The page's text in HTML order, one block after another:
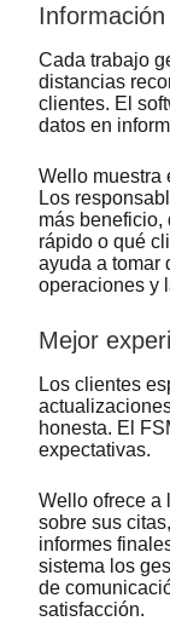
Cada trabajo
distancias
clientes. El
datos en
Wello muestra
Los
más beneficio,
rápido o qué
ayuda a tomar
operaciones y
Mejor
Los clientes
honesta. El
expectativas.
Wello ofrece a
sobre sus
informes
sistema los
de
satisfacción.